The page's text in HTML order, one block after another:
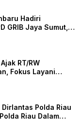
Hadiri
GRIB Jaya Sumut,
RT/RW
Fokus Layani
Polda Riau
Riau Dalam